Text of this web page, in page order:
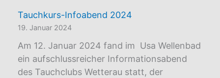
Tauchkurs-Infoabend 2024
19. Januar 2024
Am 12. Januar 2024 fand im Usa Wellenbad
ein aufschlussreicher Informationsabend
des Tauchclubs Wetterau statt, der